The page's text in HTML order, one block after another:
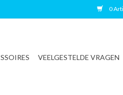
0
VEELGESTELDE VRAGEN